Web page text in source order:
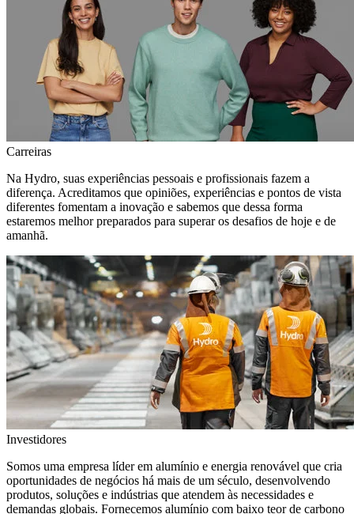
Carreiras
Na Hydro, suas experiências pessoais e profissionais fazem a
diferença. Acreditamos que opiniões, experiências e pontos de vista
diferentes fomentam a inovação e sabemos que dessa forma
estaremos melhor preparados para superar os desafios de hoje e de
amanhã.
Investidores
Somos uma empresa líder em alumínio e energia renovável que cria
oportunidades de negócios há mais de um século, desenvolvendo
produtos, soluções e indústrias que atendem às necessidades e
demandas globais. Fornecemos alumínio com baixo teor de carbono